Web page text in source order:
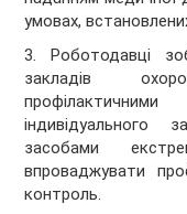
умовах,
3. Роботодавці
закладів
індивідуального
засобами
впроваджувати
контроль.